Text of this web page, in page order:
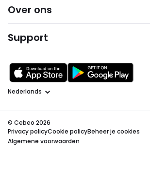
Over ons
Support
Taal
© Cebeo 2026
Privacy policyCookie policyBeheer je cookies
Algemene voorwaarden